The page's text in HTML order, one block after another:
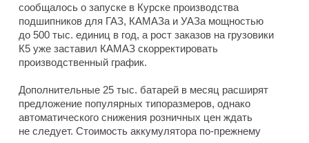
сообщалось о запуске в Курске производства
подшипников для ГАЗ, КАМАЗа и УАЗа мощностью
до 500 тыс. единиц в год, а рост заказов на грузовики
К5 уже заставил КАМАЗ скорректировать
производственный график.
Дополнительные 25 тыс. батарей в месяц расширят
предложение популярных типоразмеров, однако
автоматического снижения розничных цен ждать
не следует. Стоимость аккумулятора по-прежнему